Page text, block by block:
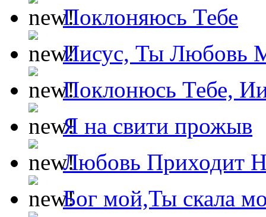
Поклоняюсь Тебе
Иисус, Ты Любовь
Поклонюсь Тебе,
Я на свити прожыв
Любовь Приходит
Бог мой,Ты скала